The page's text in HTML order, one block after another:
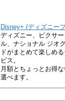
Disney+ (ディズニー
ディズニー、ピクサ
ル、ナショナル ジオ
ドがまとめて楽しめ
ビス。
月額とちょっとお得
選べます。